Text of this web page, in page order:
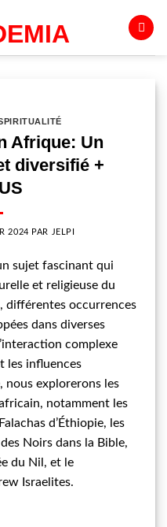
Afrique: Un
diversifié +
2024 PAR JELPI
sujet fascinant qui
et religieuse du
différentes occurrences
dans diverses
complexe
les influences
nous explorerons les
notamment les
d’Éthiopie, les
Noirs dans la Bible,
du Nil, et le
Israelites.